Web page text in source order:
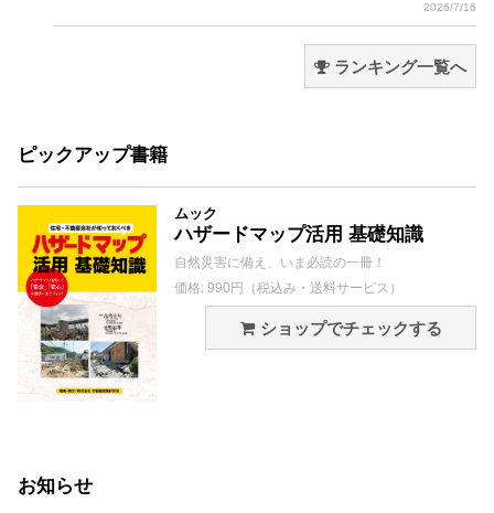
2026/7/16
ランキング一覧へ
ピックアップ書籍
ムック
ハザードマップ活用 基礎知識
自然災害に備え、いま必読の一冊！
価格: 990円（税込み・送料サービス）
ショップでチェックする
お知らせ